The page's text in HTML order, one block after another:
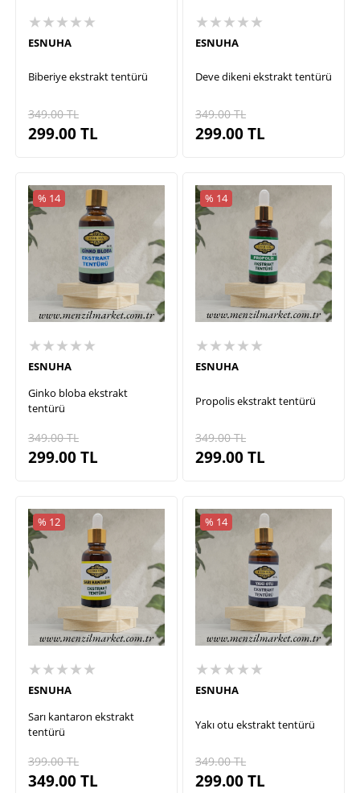
★★★★★
ESNUHA
Biberiye ekstrakt tentürü
349.00TL
299.00TL
★★★★★
ESNUHA
Deve dikeni ekstrakt tentürü
349.00TL
299.00TL
% 14
★★★★★
ESNUHA
Ginko bloba ekstrakt
tentürü
349.00TL
299.00TL
% 14
★★★★★
ESNUHA
Propolis ekstrakt tentürü
349.00TL
299.00TL
% 12
★★★★★
ESNUHA
Sarı kantaron ekstrakt
tentürü
399.00TL
349.00TL
% 14
★★★★★
ESNUHA
Yakı otu ekstrakt tentürü
349.00TL
299.00TL